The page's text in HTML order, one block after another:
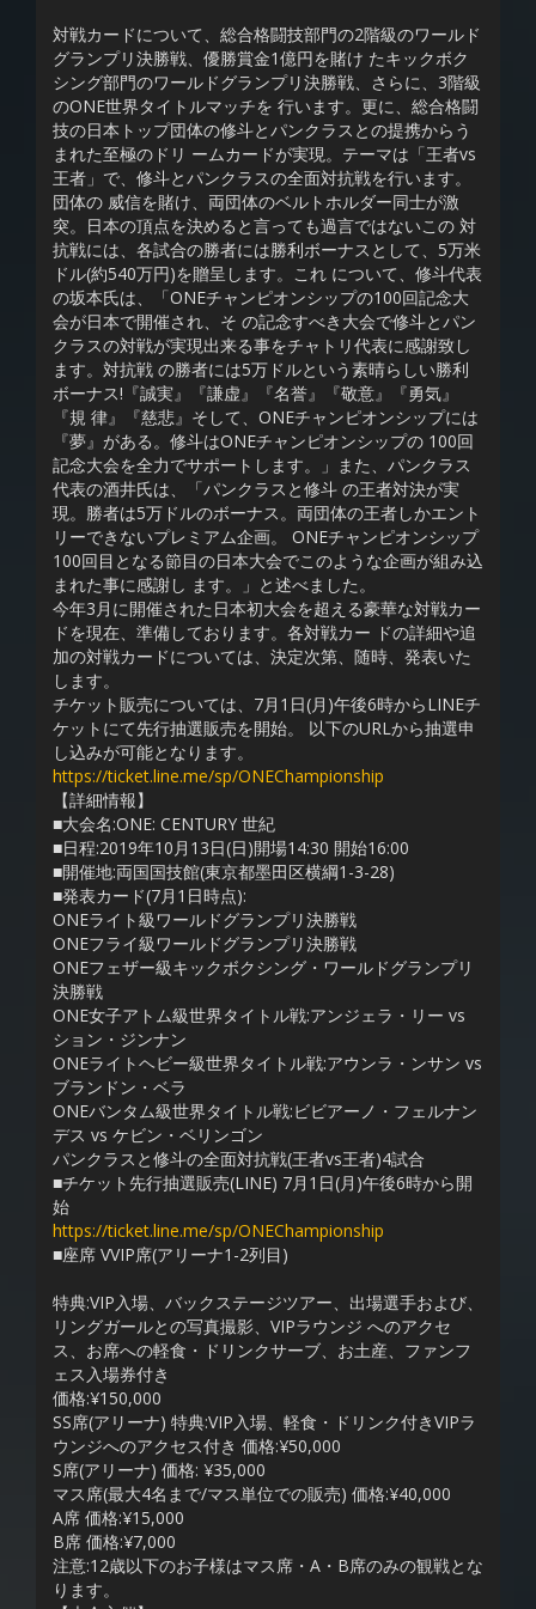
対戦カードについて、総合格闘技部門の2階級のワールド
グランプリ決勝戦、優勝賞金1億円を賭け たキックボク
シング部門のワールドグランプリ決勝戦、さらに、3階級
のONE世界タイトルマッチを 行います。更に、総合格闘
技の日本トップ団体の修斗とパンクラスとの提携からう
まれた至極のドリ ームカードが実現。テーマは「王者vs
王者」で、修斗とパンクラスの全面対抗戦を行います。
団体の 威信を賭け、両団体のベルトホルダー同士が激
突。日本の頂点を決めると言っても過言ではないこの 対
抗戦には、各試合の勝者には勝利ボーナスとして、5万米
ドル(約540万円)を贈呈します。これ について、修斗代表
の坂本氏は、「ONEチャンピオンシップの100回記念大
会が日本で開催され、そ の記念すべき大会で修斗とパン
クラスの対戦が実現出来る事をチャトリ代表に感謝致し
ます。対抗戦 の勝者には5万ドルという素晴らしい勝利
ボーナス!『誠実』『謙虚』『名誉』『敬意』『勇気』
『規 律』『慈悲』そして、ONEチャンピオンシップには
『夢』がある。修斗はONEチャンピオンシップの 100回
記念大会を全力でサポートします。」また、パンクラス
代表の酒井氏は、「パンクラスと修斗 の王者対決が実
現。勝者は5万ドルのボーナス。両団体の王者しかエント
リーできないプレミアム企画。 ONEチャンピオンシップ
100回目となる節目の日本大会でこのような企画が組み込
まれた事に感謝し ます。」と述べました。
今年3月に開催された日本初大会を超える豪華な対戦カー
ドを現在、準備しております。各対戦カー ドの詳細や追
加の対戦カードについては、決定次第、随時、発表いた
します。
チケット販売については、7月1日(月)午後6時からLINEチ
ケットにて先行抽選販売を開始。 以下のURLから抽選申
し込みが可能となります。
https://ticket.line.me/sp/ONEChampionship
【詳細情報】
■大会名:ONE: CENTURY 世紀
■日程:2019年10月13日(日)開場14:30 開始16:00
■開催地:両国国技館(東京都墨田区横綱1-3-28)
■発表カード(7月1日時点):
ONEライト級ワールドグランプリ決勝戦
ONEフライ級ワールドグランプリ決勝戦
ONEフェザー級キックボクシング・ワールドグランプリ
決勝戦
ONE女子アトム級世界タイトル戦:アンジェラ・リー vs
ション・ジンナン
ONEライトヘビー級世界タイトル戦:アウンラ・ンサン vs
ブランドン・ベラ
ONEバンタム級世界タイトル戦:ビビアーノ・フェルナン
デス vs ケビン・ベリンゴン
パンクラスと修斗の全面対抗戦(王者vs王者)4試合
■チケット先行抽選販売(LINE) 7月1日(月)午後6時から開
始
https://ticket.line.me/sp/ONEChampionship
■座席 VVIP席(アリーナ1-2列目)
特典:VIP入場、バックステージツアー、出場選手および、
リングガールとの写真撮影、VIPラウンジ へのアクセ
ス、お席への軽食・ドリンクサーブ、お土産、ファンフ
ェス入場券付き
価格:¥150,000
SS席(アリーナ) 特典:VIP入場、軽食・ドリンク付きVIPラ
ウンジへのアクセス付き 価格:¥50,000
S席(アリーナ) 価格: ¥35,000
マス席(最大4名まで/マス単位での販売) 価格:¥40,000
A席 価格:¥15,000
B席 価格:¥7,000
注意:12歳以下のお子様はマス席・A・B席のみの観戦とな
ります。